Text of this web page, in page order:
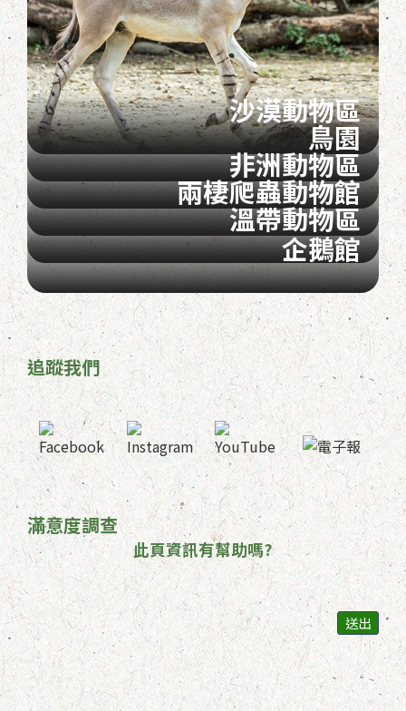
沙漠動物區
鳥園
非洲動物區
兩棲爬蟲動物館
溫帶動物區
企鵝館
追蹤我們
滿意度調查
此頁資訊有幫助嗎?